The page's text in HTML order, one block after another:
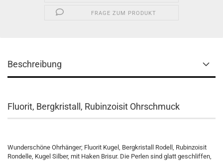
FRAGE ZUM PRODUKT
Beschreibung
Fluorit, Bergkristall, Rubinzoisit Ohrschmuck
Wunderschöne Ohrhänger; Fluorit Kugel, Bergkristall Rodell, Rubinzoisit
Rondelle, Kugel Silber, mit Haken Brisur. Die Perlen sind glatt geschliffen,